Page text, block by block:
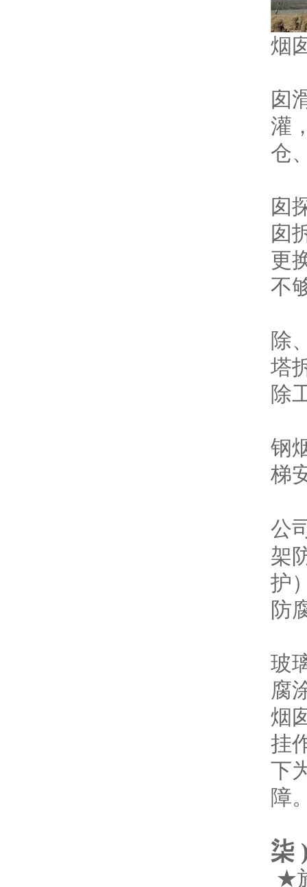
烟
囱
灌
仓
囱
囱
更
不
除
塔
除
钢
梯
公
架
护
防
玻
腐
烟
挂
下
障
柒
★